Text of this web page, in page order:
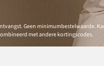
Geen minimumbestelwaarde.
met andere kortingscodes.